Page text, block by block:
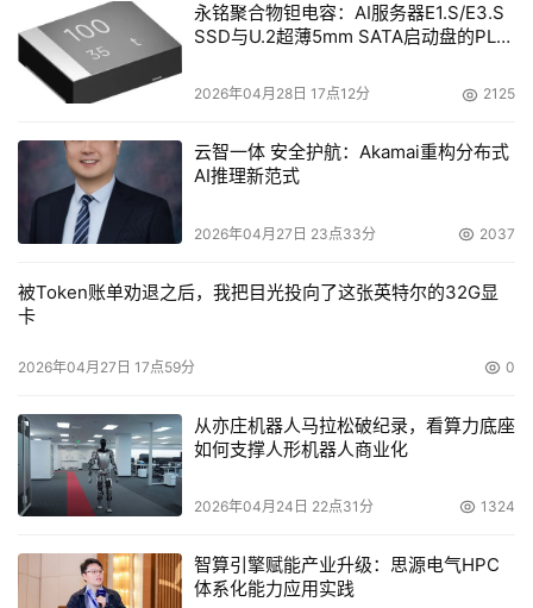
的关注。Bulens说他喜欢“在光纤通道群落的雷达下飞行”，
现在要做到这样并不难。他说：“主要存储系统公司都能用
FC产品很好地为客户服务，并用式样翻新的iSCSI产品来回
场契机。如果你认为你可以很好地为客户服务，那为什么要
改变？
竞争。如果我们的销售人员碰到一些企业客户，并看到一个
EMC的客户，他肯定会走开。我们要找的是信赖IP SANs的
客户。”
iSCSI将赢得很多拥护者吗？也许是的。Hitachi的首席技
术官Hu Yoshida表示他们公司也许很快会进入到这个领
域，但是他很肯定的是iSCSI还不适用于大企业。
Hu说：“在我们的市场领域，主要是高中端和高端，我们
从来没有听客户提过iSCSI。在低端领域，我们知道有用户
永铭聚合物钽电容：AI服务器E1.S/E3.S
SSD与U.2超薄5mm SATA启动盘的PLP
2026年04月28日 17点12分 2125
云智一体 安全护航：Akamai重构分布式
AI推理新范式
2026年04月27日 23点33分 2037
被Token账单劝退之后，我把目光投向了这张英特尔的32G显
卡
2026年04月27日 17点59分 0
从亦庄机器人马拉松破纪录，看算力底座
如何支撑人形机器人商业化
2026年04月24日 22点31分 1324
智算引擎赋能产业升级：思源电气HPC
体系化能力应用实践